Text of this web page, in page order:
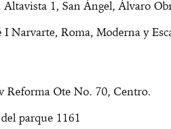
Altavista 1, San Ángel, Álvaro
I Narvarte, Roma, Moderna y
Reforma Ote No. 70, Centro.
parque 1161